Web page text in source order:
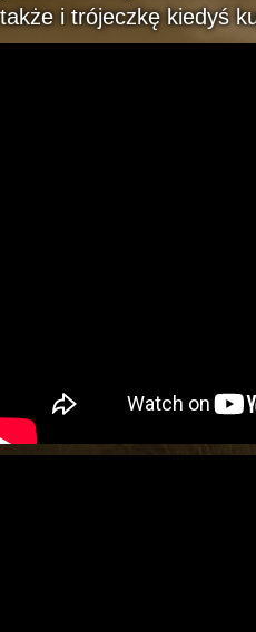
także i trójeczkę kiedyś